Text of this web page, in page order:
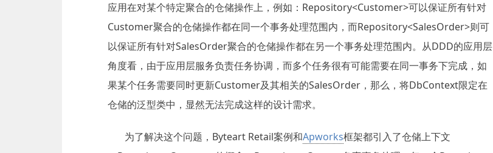
应用在对某个特定聚合的仓储操作上，例如：Repository<Customer>可以保证所有针对
Customer聚合的仓储操作都在同一个事务处理范围内，而Repository<SalesOrder>则可
以保证所有针对SalesOrder聚合的仓储操作都在另一个事务处理范围内。从DDD的应用层
角度看，由于应用层服务负责任务协调，而多个任务很有可能需要在同一事务下完成，如
果某个任务需要同时更新Customer及其相关的SalesOrder，那么，将DbContext限定在
仓储的泛型类中，显然无法完成这样的设计需求。
为了解决这个问题，Byteart Retail案例和Apworks框架都引入了仓储上下文